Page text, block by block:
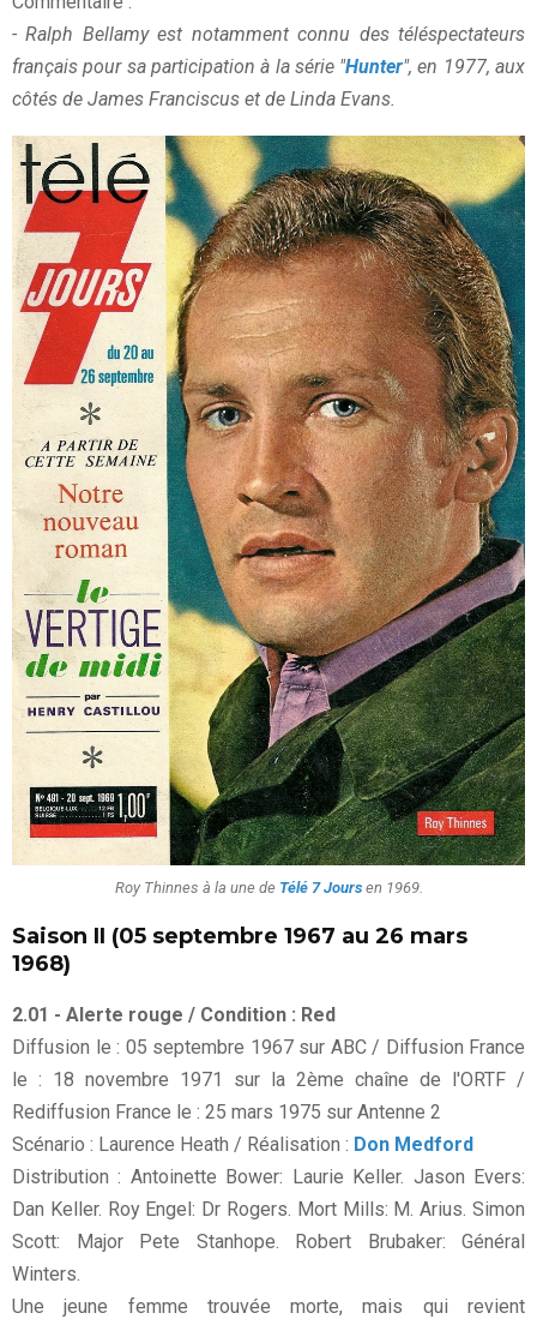
- Ralph Bellamy est notamment connu des téléspectateurs
français pour sa participation à la série "Hunter", en 1977, aux
côtés de James Franciscus et de Linda Evans.
Roy Thinnes à la une de Télé 7 Joursen 1969.
Saison II (05 septembre 1967 au 26 mars
1968)
2.01 - Alerte rouge / Condition : Red
Diffusion le : 05 septembre 1967 sur ABC / Diffusion France
le : 18 novembre 1971 sur la 2ème chaîne de l'ORTF /
Rediffusion France le : 25 mars 1975 sur Antenne 2
Scénario : Laurence Heath / Réalisation : Don Medford
Distribution : Antoinette Bower: Laurie Keller. Jason Evers:
Dan Keller. Roy Engel: Dr Rogers. Mort Mills: M. Arius. Simon
Scott: Major Pete Stanhope. Robert Brubaker: Général
Winters.
Une jeune femme trouvée morte, mais qui revient